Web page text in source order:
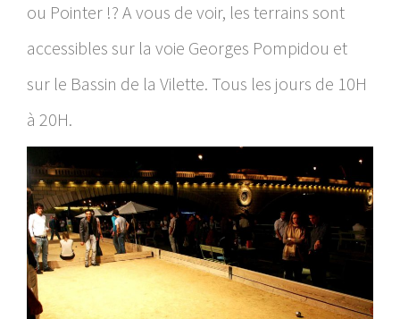
ou Pointer !? A vous de voir, les terrains sont
accessibles sur la voie Georges Pompidou et
sur le Bassin de la Vilette. Tous les jours de 10H
à 20H.